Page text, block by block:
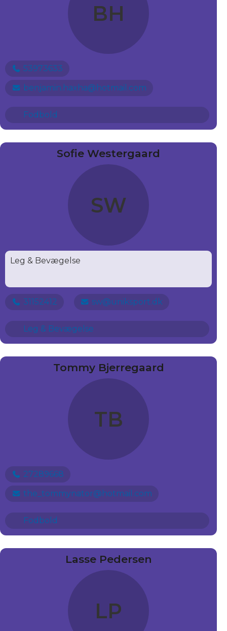
BH
53973633
benjamin.haxha@hotmail.com
Fodbold
Sofie Westergaard
SW
Leg & Bevægelse
31152412 sw@uniksport.dk
Leg & Bevægelse
Tommy Bjerregaard
TB
27289668
the_tommynator@hotmail.com
Fodbold
Lasse Pedersen
LP